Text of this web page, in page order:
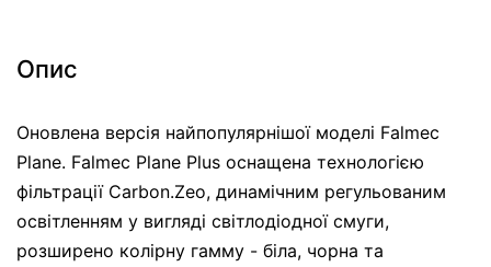
Опис
Оновлена версія найпопулярнішої моделі Falmec
Plane. Falmec Plane Plus оснащена технологією
фільтрації Carbon.Zeo, динамічним регульованим
освітленням у вигляді світлодіодної смуги,
розширено колірну гамму - біла, чорна та